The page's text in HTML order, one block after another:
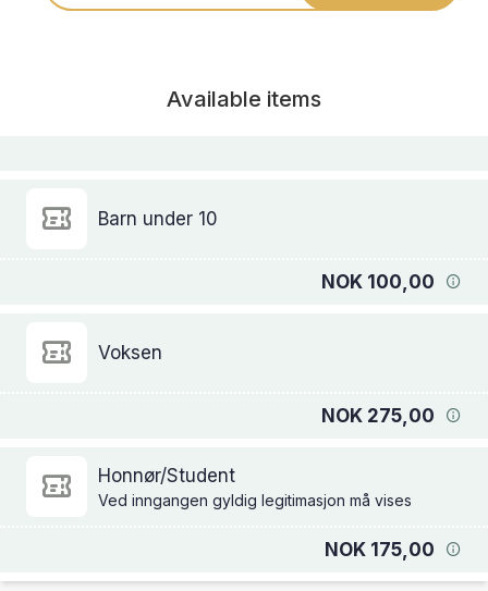
Available items
Barn under 10
NOK 100,00
Voksen
NOK 275,00
Honnør/Student
Ved inngangen gyldig legitimasjon må vises
NOK 175,00